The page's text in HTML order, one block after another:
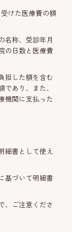
けた医療費の額
名称、受診年月
の日数と医療費
担した額を含む
あり、また、
機関に支払った
細書として使え
基づいて明細書
、ご注意くださ